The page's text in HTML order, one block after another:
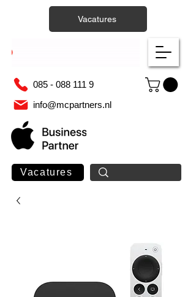
085 - 088 111 9
info@mcpartners.nl
Vacatures
Vacatures